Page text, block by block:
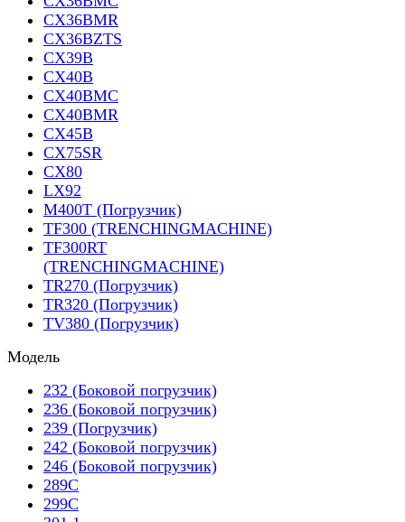
CX36BMR
CX36BZTS
CX39B
CX40B
CX40BMC
CX40BMR
CX45B
CX75SR
CX80
LX92
M400T (Погрузчик)
TF300 (TRENCHINGMACHINE)
TF300RT
(TRENCHINGMACHINE)
TR270 (Погрузчик)
TR320 (Погрузчик)
TV380 (Погрузчик)
Модель
232 (Боковой погрузчик)
236 (Боковой погрузчик)
239 (Погрузчик)
242 (Боковой погрузчик)
246 (Боковой погрузчик)
289C
299C